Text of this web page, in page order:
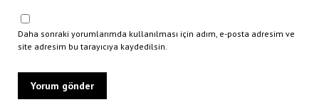
Daha sonraki yorumlarımda kullanılması için adım, e-posta adresim ve
site adresim bu tarayıcıya kaydedilsin.